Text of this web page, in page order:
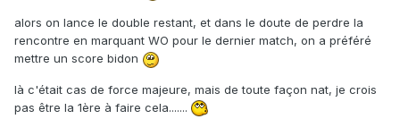
alors on lance le double restant, et dans le doute de perdre la
rencontre en marquant WO pour le dernier match, on a préféré
mettre un score bidon
là c'était cas de force majeure, mais de toute façon nat, je crois
pas être la 1ère à faire cela.......